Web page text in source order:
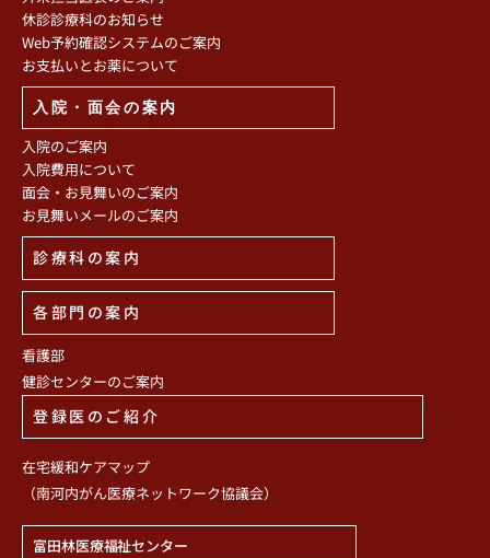
休診診療科のお知らせ
Web予約確認システムのご案内
お支払いとお薬について
入院・面会の案内
入院のご案内
入院費用について
面会・お見舞いのご案内
お見舞いメールのご案内
診療科の案内
各部門の案内
看護部
健診センターのご案内
登録医のご紹介
在宅緩和ケアマップ
（南河内がん医療ネットワーク協議会）
富田林医療福祉センター